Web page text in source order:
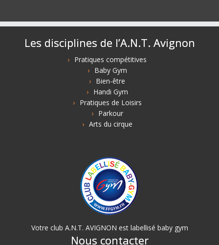
Les disciplines de l’A.N.T. Avignon
Pratiques compétitives
Baby Gym
Bien-être
Handi Gym
Pratiques de Loisirs
Parkour
Arts du cirque
Votre club A.N.T. AVIGNON est labellisé baby gym
Nous contacter